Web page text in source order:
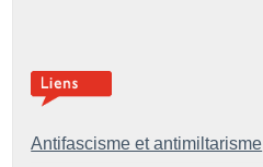
Antifascisme et antimiltarisme